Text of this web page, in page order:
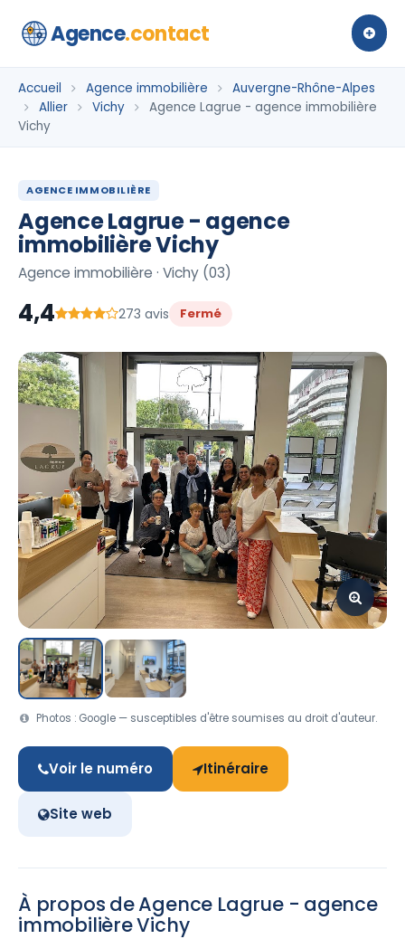
Agence.contact
Accueil Agence immobilière
Auvergne-Rhône-Alpes
Allier
Vichy
Agence Lagrue - agence immobilière
Vichy
AGENCE IMMOBILIÈRE
Agence Lagrue - agence
immobilière Vichy
Agence immobilière · Vichy (03)
4,4 273 avis Fermé
Photos : Google — susceptibles d'être soumises au droit d'auteur.
Voir le numéro Itinéraire
Site web
À propos de Agence Lagrue - agence
immobilière Vichy